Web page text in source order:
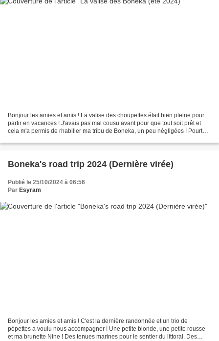
Bonjour les amies et amis ! La valise des choupettes était bien pleine pour
partir en vacances ! J'avais pas mal cousu avant pour que tout soit prêt et
cela m'a permis de rhabiller ma tribu de Boneka, un peu négligées ! Pourtant
Boneka's road trip 2024 (Dernière virée)
Publié le 25/10/2024 à 06:56
Par Esyram
Bonjour les amies et amis ! C'est la dernière randonnée et un trio de
pépettes a voulu nous accompagner ! Une petite blonde, une petite rousse
et ma brunette Nine ! Des tenues marines pour le sentier du littoral. Des